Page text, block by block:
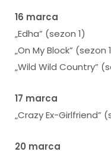
16 marca
„Edha” (sezon 1)
„On My Block” (sezon
„Wild Wild Country”
17 marca
„Crazy Ex-Girlfriend”
20 marca